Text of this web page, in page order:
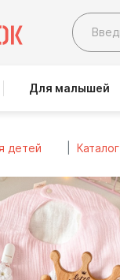
Для малышей
детей Каталог